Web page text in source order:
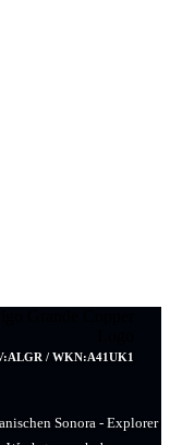
/ WKN:A41UK1
Sonora - Explorer